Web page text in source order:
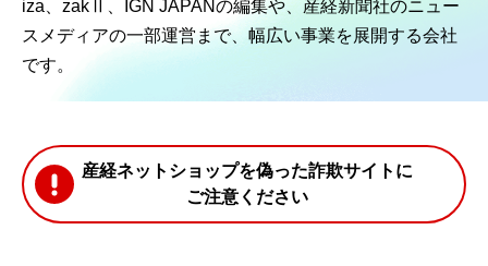
iza、zakⅡ、IGN JAPANの編集や、産経新聞社のニュー
スメディアの一部運営まで、幅広い事業を展開する会社
です。
産経ネットショップを偽った詐欺サイトに
ご注意ください